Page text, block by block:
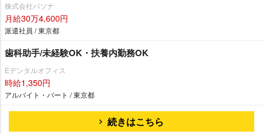
株式会社パソナ
月給30万4,600円
派遣社員 / 東京都
歯科助手/未経験OK・扶養内勤務OK
Eデンタルオフィス
時給1,350円
アルバイト・パート / 東京都
続きはこちら